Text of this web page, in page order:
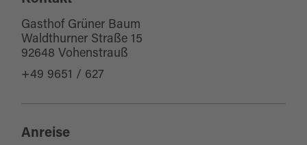
Gasthof Grüner Baum
Waldthurner Straße 15
92648 Vohenstrauß
+49 9651 / 627
Anreise